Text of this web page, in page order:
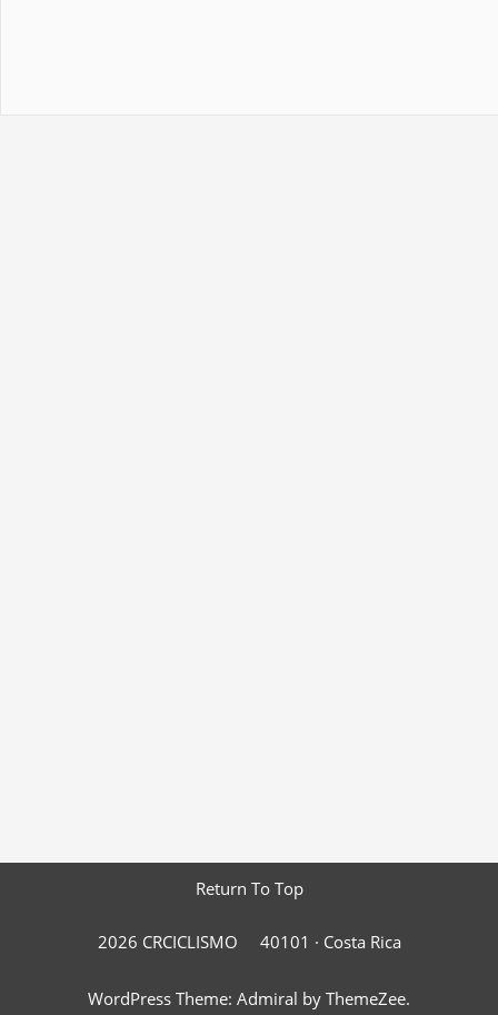
Return To Top
2026 CRCICLISMO 40101 · Costa Rica
WordPress Theme: Admiral by ThemeZee.